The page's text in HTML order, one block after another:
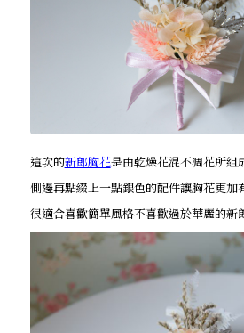
這次的新郎胸花是由乾燥花混不凋花所組
側邊再點綴上一點銀色的配件讓胸花更加
很適合喜歡簡單風格不喜歡過於華麗的新